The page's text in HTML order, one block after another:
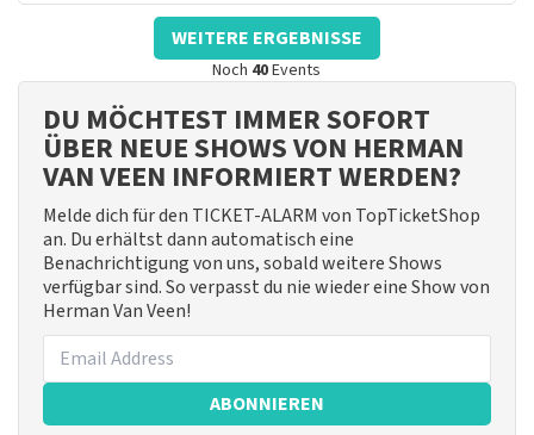
WEITERE ERGEBNISSE
Noch 40Events
DU MÖCHTEST IMMER SOFORT
ÜBER NEUE SHOWS VON HERMAN
VAN VEEN INFORMIERT WERDEN?
Melde dich für den TICKET-ALARM von TopTicketShop
an. Du erhältst dann automatisch eine
Benachrichtigung von uns, sobald weitere Shows
verfügbar sind. So verpasst du nie wieder eine Show von
Herman Van Veen!
ABONNIEREN